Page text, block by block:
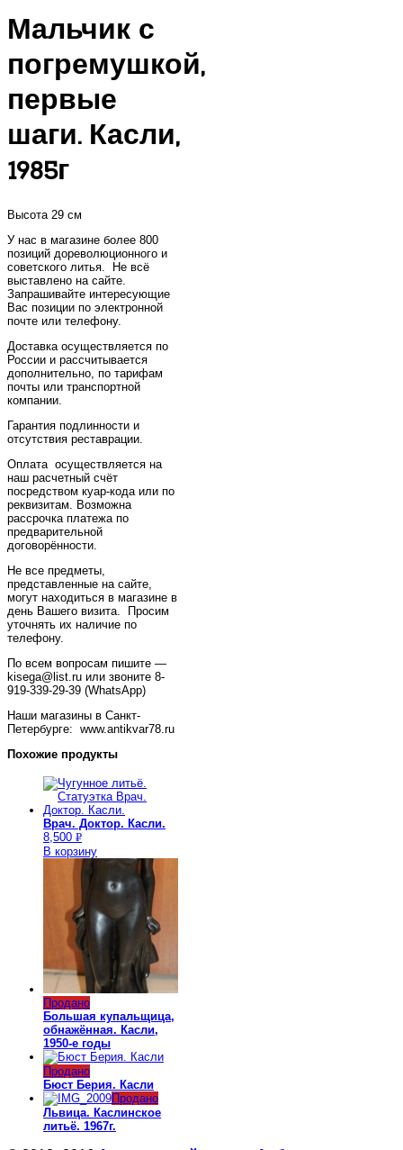
Мальчик с
погремушкой,
первые
шаги. Касли,
1985г
Высота 29 см
У нас в магазине более 800
позиций дореволюционного и
советского литья. Не всё
выставлено на сайте.
Запрашивайте интересующие
Вас позиции по электронной
почте или телефону.
Доставка осуществляется по
России и рассчитывается
дополнительно, по тарифам
почты или транспортной
компании.
Гарантия подлинности и
отсутствия реставрации.
Оплата осуществляется на
наш расчетный счёт
посредством куар-кода или по
реквизитам. Возможна
рассрочка платежа по
предварительной
договорённости.
Не все предметы,
представленные на сайте,
могут находиться в магазине в
день Вашего визита. Просим
уточнять их наличие по
телефону.
По всем вопросам пишите —
kisega@list.ru или звоните 8-
919-339-29-39 (WhatsApp)
Наши магазины в Санкт-
Петербурге: www.antikvar78.ru
Похожие продукты
Врач. Доктор. Касли.
8,500 Р
УБ.
В корзину
Продано
Большая купальщица,
обнажённая. Касли,
1950-е годы
Продано
Бюст Берия. Касли
Продано
Львица. Каслинское
литьё. 1967г.